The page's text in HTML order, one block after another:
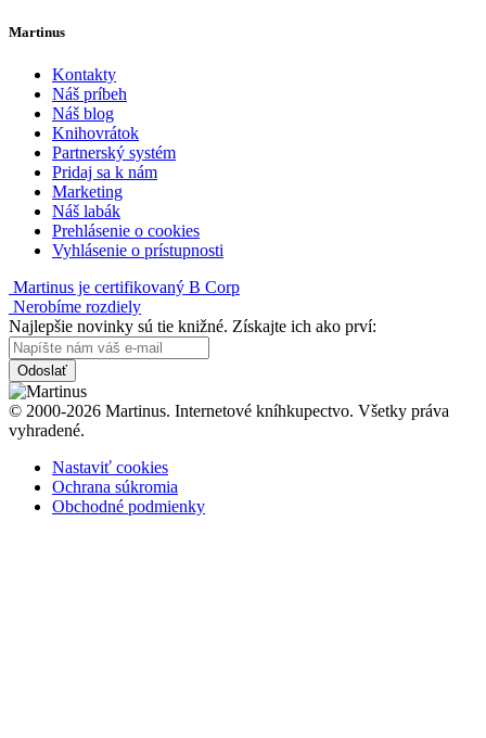
Martinus
Kontakty
Náš príbeh
Náš blog
Knihovrátok
Partnerský systém
Pridaj sa k nám
Marketing
Náš labák
Prehlásenie o cookies
Vyhlásenie o prístupnosti
Martinus je certifikovaný B Corp
Nerobíme rozdiely
Najlepšie novinky sú tie knižné. Získajte ich ako prví:
Odoslať
© 2000-2026 Martinus. Internetové kníhkupectvo. Všetky práva
vyhradené.
Nastaviť cookies
Ochrana súkromia
Obchodné podmienky